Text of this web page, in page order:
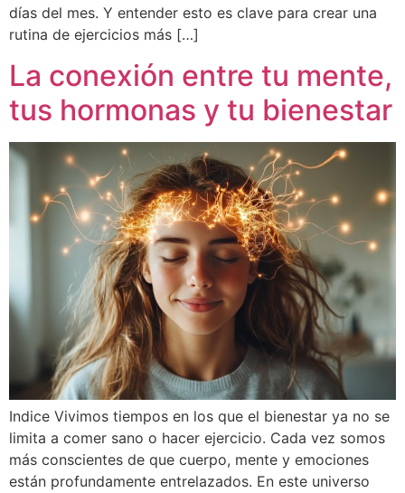
días del mes. Y entender esto es clave para crear una
rutina de ejercicios más […]
La conexión entre tu mente,
tus hormonas y tu bienestar
Indice Vivimos tiempos en los que el bienestar ya no se
limita a comer sano o hacer ejercicio. Cada vez somos
más conscientes de que cuerpo, mente y emociones
están profundamente entrelazados. En este universo